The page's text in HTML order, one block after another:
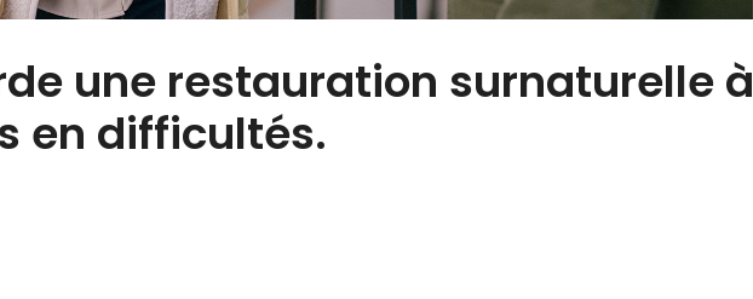
une restauration surnaturelle à
en difficultés.